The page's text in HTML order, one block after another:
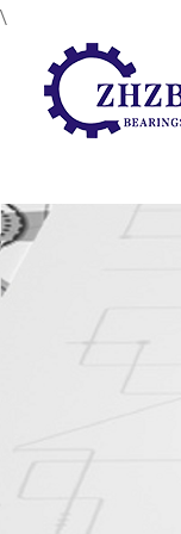
\